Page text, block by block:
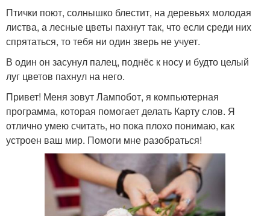
Птички поют, солнышко блестит, на деревьях молодая
листва, а лесные цветы пахнут так, что если среди них
спрятаться, то тебя ни один зверь не учует.
В один он засунул палец, поднёс к носу и будто целый
луг цветов пахнул на него.
Привет! Меня зовут Лампобот, я компьютерная
программа, которая помогает делать Карту слов. Я
отлично умею считать, но пока плохо понимаю, как
устроен ваш мир. Помоги мне разобраться!